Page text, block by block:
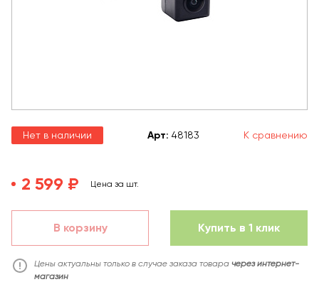
Нет в наличии Арт: 48183 К сравнению
2 599 ₽ Цена за шт.
В корзину Купить в 1 клик
Цены актуальны только в случае заказа товара через интернет-
магазин